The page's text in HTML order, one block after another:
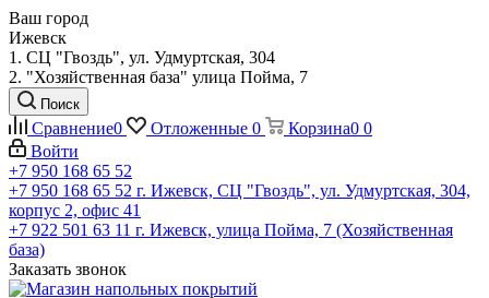
Ваш город
Ижевск
1. СЦ "Гвоздь", ул. Удмуртская, 304
2. "Хозяйственная база" улица Пойма, 7
Поиск
Сравнение0 Отложенные 0 Корзина0 0
Войти
+7 950 168 65 52
+7 950 168 65 52 г. Ижевск, СЦ "Гвоздь", ул. Удмуртская, 304,
корпус 2, офис 41
+7 922 501 63 11 г. Ижевск, улица Пойма, 7 (Хозяйственная
база)
Заказать звонок